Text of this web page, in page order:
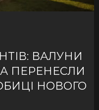
ВАЛУНИ
ПЕРЕНЕСЛИ
НОВОГО